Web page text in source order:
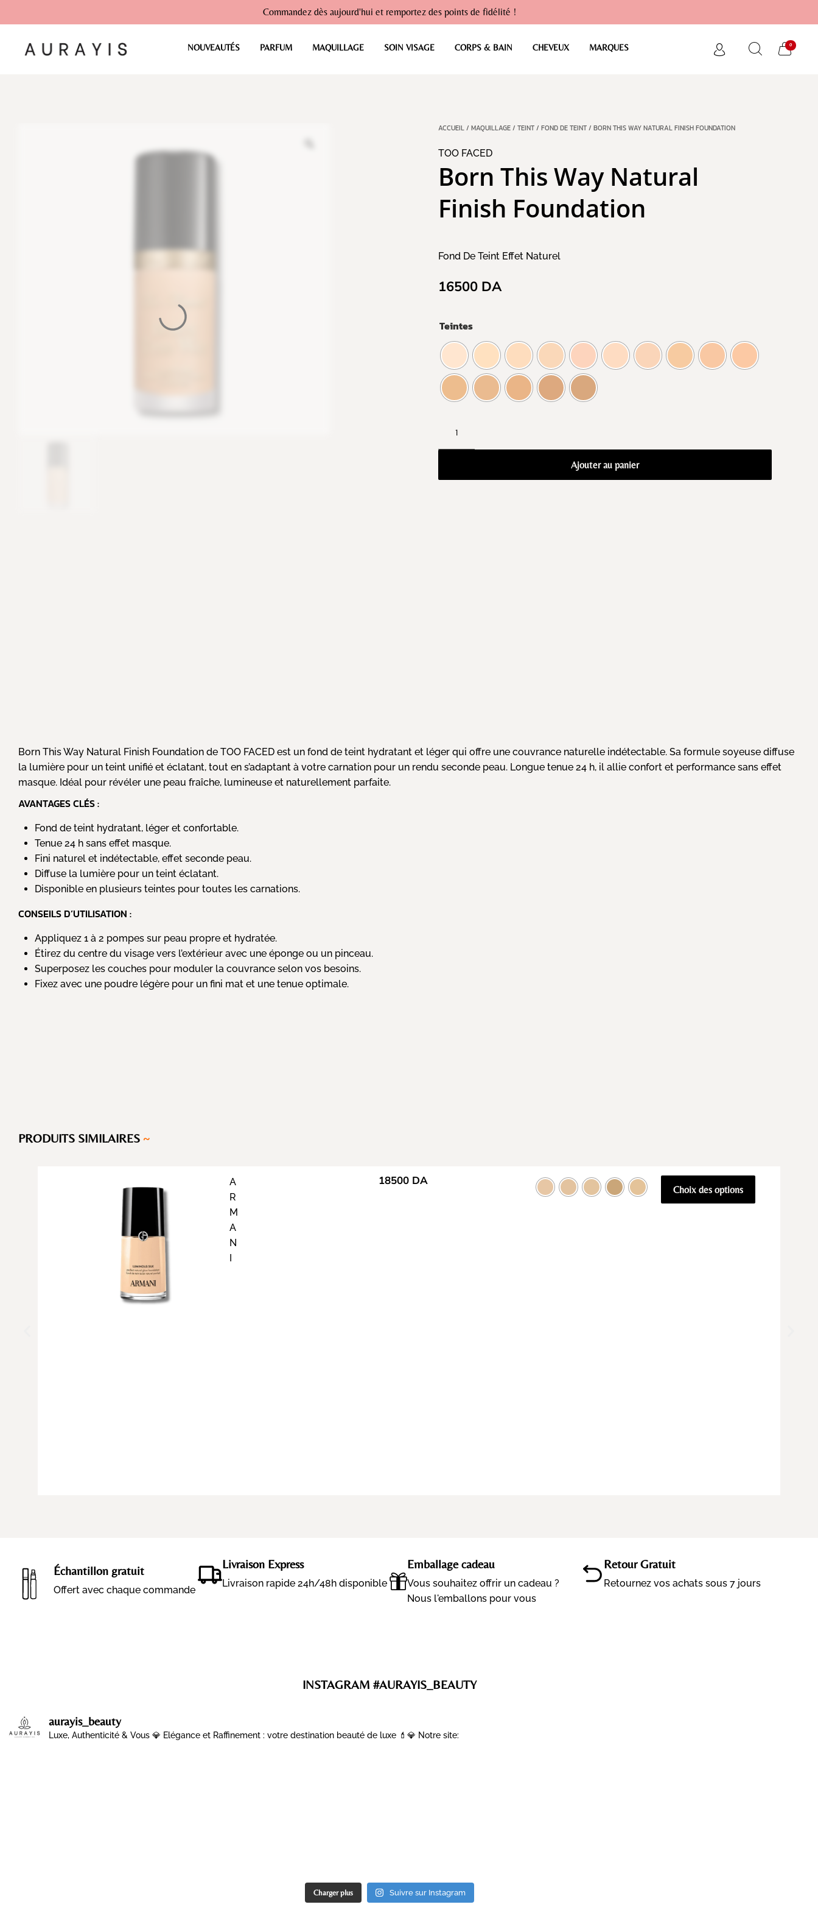
Commandez dès aujourd'hui et remportez des points de fidélité !
NOUVEAUTÉS PARFUM MAQUILLAGE SOIN VISAGE CORPS & BAIN CHEVEUX MARQUES 0
ACCUEIL/ MAQUILLAGE/ TEINT/ FOND DE TEINT/ BORN THIS WAY NATURAL FINISH FOUNDATION
TOO FACED
Born This Way Natural
Finish Foundation
Fond De Teint Effet Naturel
16500 DA
Teintes
Ajouter au panier
Born This Way Natural Finish Foundation de TOO FACED est un fond de teint hydratant et léger qui offre une couvrance naturelle indétectable. Sa formule soyeuse diffuse
la lumière pour un teint unifié et éclatant, tout en s’adaptant à votre carnation pour un rendu seconde peau. Longue tenue 24 h, il allie confort et performance sans effet
masque. Idéal pour révéler une peau fraîche, lumineuse et naturellement parfaite.
AVANTAGES CLÉS :
Fond de teint hydratant, léger et confortable.
Tenue 24 h sans effet masque.
Fini naturel et indétectable, effet seconde peau.
Diffuse la lumière pour un teint éclatant.
Disponible en plusieurs teintes pour toutes les carnations.
CONSEILS D’UTILISATION :
Appliquez 1 à 2 pompes sur peau propre et hydratée.
Étirez du centre du visage vers l’extérieur avec une éponge ou un pinceau.
Superposez les couches pour moduler la couvrance selon vos besoins.
Fixez avec une poudre légère pour un fini mat et une tenue optimale.
PRODUITS SIMILAIRES ~
A
R
M
A
N
I
18500 DA
Choix des options
Échantillon gratuit
Offert avec chaque commande
Livraison Express
Livraison rapide 24h/48h disponible
Emballage cadeau
Vous souhaitez offrir un cadeau ?
Nous l'emballons pour vous
Retour Gratuit
Retournez vos achats sous 7 jours
INSTAGRAM #AURAYIS_BEAUTY
aurayis_beauty
Luxe, Authenticité & Vous 💎 Elégance et Raffinement : votre destination beauté de luxe 💄💎 Notre site:
Charger plus Suivre sur Instagram